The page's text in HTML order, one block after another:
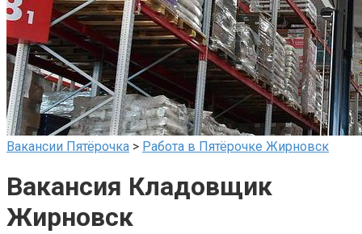
Вакансии Пятёрочка > Работа в Пятёрочке Жирновск
Вакансия Кладовщик
Жирновск